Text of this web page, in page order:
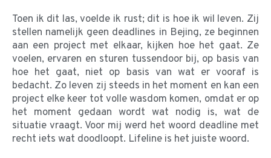
Toen ik dit las, voelde ik rust; dit is hoe ik wil leven. Zij
stellen namelijk geen deadlines in Bejing, ze beginnen
aan een project met elkaar, kijken hoe het gaat. Ze
voelen, ervaren en sturen tussendoor bij, op basis van
hoe het gaat, niet op basis van wat er vooraf is
bedacht. Zo leven zij steeds in het moment en kan een
project elke keer tot volle wasdom komen, omdat er op
het moment gedaan wordt wat nodig is, wat de
situatie vraagt. Voor mij werd het woord deadline met
recht iets wat doodloopt. Lifeline is het juiste woord.